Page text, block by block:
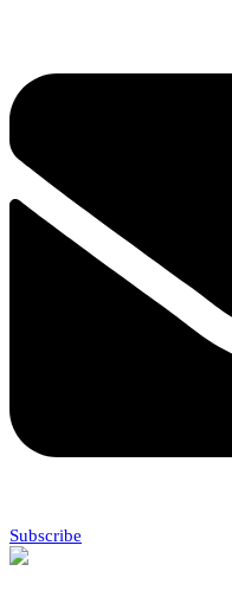
Subscribe